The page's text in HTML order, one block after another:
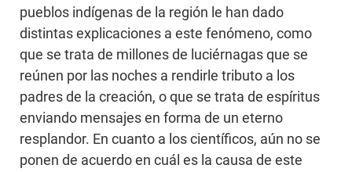
pueblos indígenas de la región le han dado
distintas explicaciones a este fenómeno, como
que se trata de millones de luciérnagas que se
reúnen por las noches a rendirle tributo a los
padres de la creación, o que se trata de espíritus
enviando mensajes en forma de un eterno
resplandor. En cuanto a los científicos, aún no se
ponen de acuerdo en cuál es la causa de este